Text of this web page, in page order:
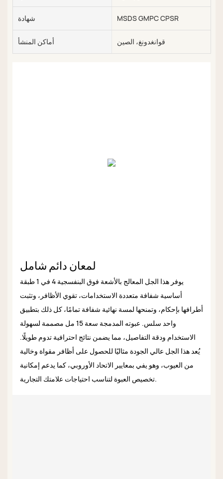
شهادة MSDS GMPC CPSR
أماكن المنشأ قوانغدونغ، الصين
لمعان دائم شامل
يوفر هذا الجل المعالج بالأشعة فوق البنفسجية 4 في 1 طبقة
أساسية شفافة متعددة الاستخدامات، تقوي الأظافر، وتثبت
أطرافها بإحكام، وتمنحها لمسة نهائية شفافة تمامًا، كل ذلك بتطبيق
واحد سلس. عبوته المدمجة سعة 15 مل مصممة لسهولة
الاستخدام ودقة التفاصيل، مما يضمن نتائج احترافية تدوم طويلًا.
يُعد هذا الجل عالي الجودة مثاليًا للحصول على أظافر مقواة وخالية
من العيوب، وهو يفي بمعايير الاتحاد الأوروبي، كما يدعم إمكانية
تخصيص العبوة لتناسب احتياجات علامتك التجارية.